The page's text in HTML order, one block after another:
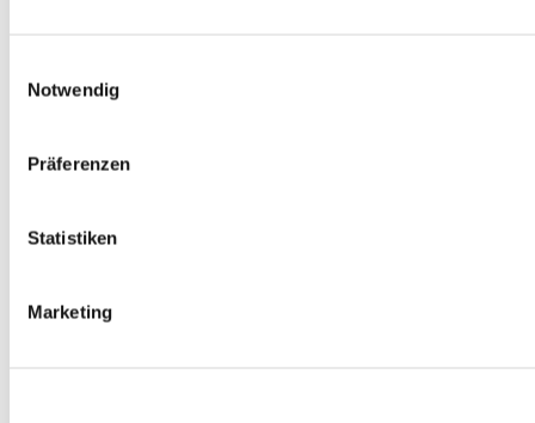
Notwendig
Präferenzen
Statistiken
Marketing
Momente auf der Trauminsel, bevor es zum Flughafen von
Hause!
Unterkünfte & Hotels